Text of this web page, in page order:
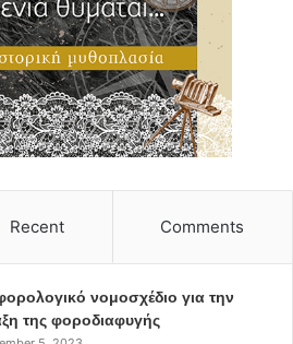
στόχο». Για την όσο δυνατό
θεατρικής παράστασης,
το τεχνικό κομμάτι άνθρωποι που
«Δώσαμε μεγάλη
επισημαίνει ο
το κίνημα #metoo, ο Μιχάλης
Να φέρει μια πραγματική
τονίζει και
να κρατήσει στο χρόνο «Να
κάτι πραγματικά να
Recent Comments
νομοσχέδιο για την
της φοροδιαφυγής